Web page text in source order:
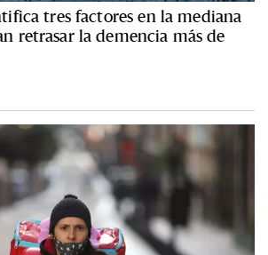
tres factores en la mediana
retrasar la demencia más de